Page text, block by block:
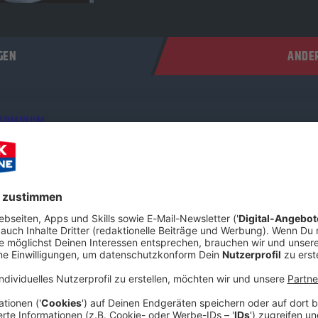
Felix Heldt hat sich im ROCK ANTENNE Interview mit
den kometenhaften Aufstieg der Power-Metal-Zombies, das
die Metal-Szene aktuell so hungrig auf frischen Wind ist.
/ 35min
Metal-Zombies, das filmreife Horror-Konzept hinter der Band
euch ein kaltes Bier und checkt aus, was der „Dr. Dead“